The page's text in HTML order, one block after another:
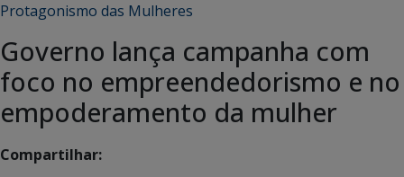
Protagonismo das Mulheres
Governo lança campanha com
foco no empreendedorismo e no
empoderamento da mulher
Compartilhar: